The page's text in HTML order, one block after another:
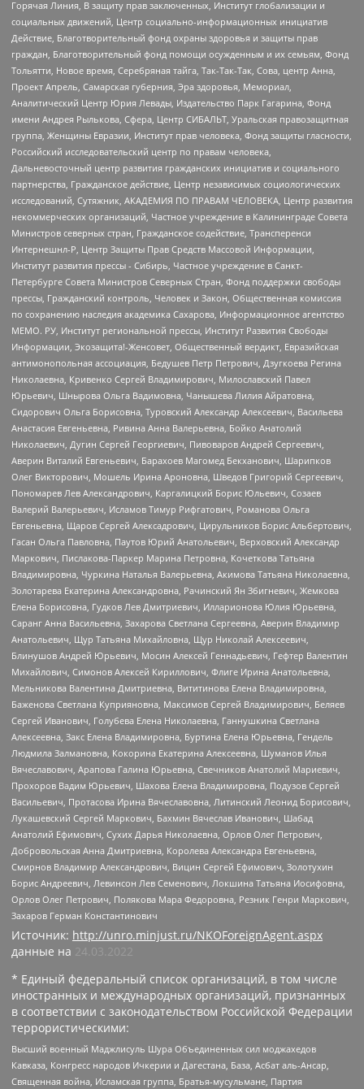
Горячая Линия, В защиту прав заключенных, Институт глобализации и
социальных движений, Центр социально-информационных инициатив
Действие, Благотворительный фонд охраны здоровья и защиты прав
граждан, Благотворительный фонд помощи осужденным и их семьям, Фонд
Тольятти, Новое время, Серебряная тайга, Так-Так-Так, Сова, центр Анна,
Проект Апрель, Самарская губерния, Эра здоровья, Мемориал,
Аналитический Центр Юрия Левады, Издательство Парк Гагарина, Фонд
имени Андрея Рылькова, Сфера, Центр СИБАЛЬТ, Уральская правозащитная
группа, Женщины Евразии, Институт прав человека, Фонд защиты гласности,
Российский исследовательский центр по правам человека,
Дальневосточный центр развития гражданских инициатив и социального
партнерства, Гражданское действие, Центр независимых социологических
исследований, Сутяжник, АКАДЕМИЯ ПО ПРАВАМ ЧЕЛОВЕКА, Центр развития
некоммерческих организаций, Частное учреждение в Калининграде Совета
Министров северных стран, Гражданское содействие, Трансперенси
Интернешнл-Р, Центр Защиты Прав Средств Массовой Информации,
Институт развития прессы - Сибирь, Частное учреждение в Санкт-
Петербурге Совета Министров Северных Стран, Фонд поддержки свободы
прессы, Гражданский контроль, Человек и Закон, Общественная комиссия
по сохранению наследия академика Сахарова, Информационное агентство
МЕМО. РУ, Институт региональной прессы, Институт Развития Свободы
Информации, Экозащита!-Женсовет, Общественный вердикт, Евразийская
антимонопольная ассоциация, Бедушев Петр Петрович, Дзугкоева Регина
Николаевна, Кривенко Сергей Владимирович, Милославский Павел
Юрьевич, Шнырова Ольга Вадимовна, Чанышева Лилия Айратовна,
Сидорович Ольга Борисовна, Туровский Александр Алексеевич, Васильева
Анастасия Евгеньевна, Ривина Анна Валерьевна, Бойко Анатолий
Николаевич, Дугин Сергей Георгиевич, Пивоваров Андрей Сергеевич,
Аверин Виталий Евгеньевич, Барахоев Магомед Бекханович, Шарипков
Олег Викторович, Мошель Ирина Ароновна, Шведов Григорий Сергеевич,
Пономарев Лев Александрович, Каргалицкий Борис Юльевич, Созаев
Валерий Валерьевич, Исламов Тимур Рифгатович, Романова Ольга
Евгеньевна, Щаров Сергей Алексадрович, Цирульников Борис Альбертович,
Гасан Ольга Павловна, Паутов Юрий Анатольевич, Верховский Александр
Маркович, Пислакова-Паркер Марина Петровна, Кочеткова Татьяна
Владимировна, Чуркина Наталья Валерьевна, Акимова Татьяна Николаевна,
Золотарева Екатерина Александровна, Рачинский Ян Збигневич, Жемкова
Елена Борисовна, Гудков Лев Дмитриевич, Илларионова Юлия Юрьевна,
Саранг Анна Васильевна, Захарова Светлана Сергеевна, Аверин Владимир
Анатольевич, Щур Татьяна Михайловна, Щур Николай Алексеевич,
Блинушов Андрей Юрьевич, Мосин Алексей Геннадьевич, Гефтер Валентин
Михайлович, Симонов Алексей Кириллович, Флиге Ирина Анатольевна,
Мельникова Валентина Дмитриевна, Вититинова Елена Владимировна,
Баженова Светлана Куприяновна, Максимов Сергей Владимирович, Беляев
Сергей Иванович, Голубева Елена Николаевна, Ганнушкина Светлана
Алексеевна, Закс Елена Владимировна, Буртина Елена Юрьевна, Гендель
Людмила Залмановна, Кокорина Екатерина Алексеевна, Шуманов Илья
Вячеславович, Арапова Галина Юрьевна, Свечников Анатолий Мариевич,
Прохоров Вадим Юрьевич, Шахова Елена Владимировна, Подузов Сергей
Васильевич, Протасова Ирина Вячеславовна, Литинский Леонид Борисович,
Лукашевский Сергей Маркович, Бахмин Вячеслав Иванович, Шабад
Анатолий Ефимович, Сухих Дарья Николаевна, Орлов Олег Петрович,
Добровольская Анна Дмитриевна, Королева Александра Евгеньевна,
Смирнов Владимир Александрович, Вицин Сергей Ефимович, Золотухин
Борис Андреевич, Левинсон Лев Семенович, Локшина Татьяна Иосифовна,
Орлов Олег Петрович, Полякова Мара Федоровна, Резник Генри Маркович,
Захаров Герман Константинович
Источник: http://unro.minjust.ru/NKOForeignAgent.aspx
данные на 24.03.2022
* Единый федеральный список организаций, в том числе
иностранных и международных организаций, признанных
в соответствии с законодательством Российской Федерации
террористическими:
Высший военный Маджлисуль Шура Объединенных сил моджахедов
Кавказа, Конгресс народов Ичкерии и Дагестана, База, Асбат аль-Ансар,
Священная война, Исламская группа, Братья-мусульмане, Партия